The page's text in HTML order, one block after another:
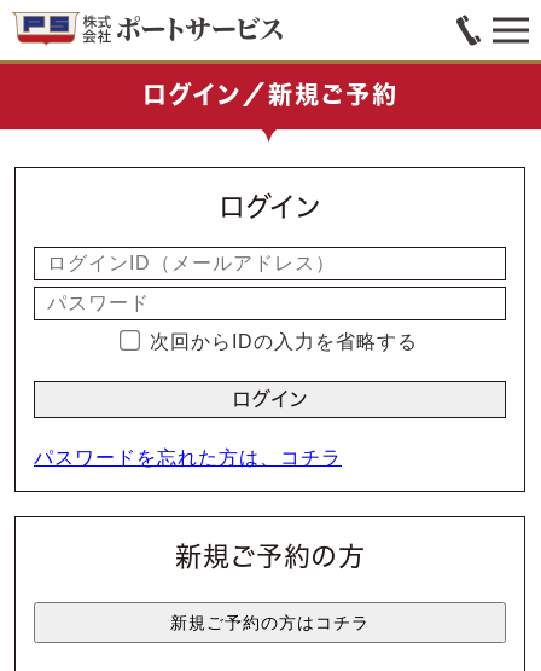
ログイン／新規ご予約
ログイン
次回からIDの入力を省略する
パスワードを忘れた方は、コチラ
新規ご予約の方